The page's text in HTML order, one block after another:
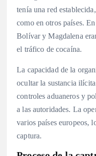
tenía una red
como en otros países.
Bolívar y Magdalena
el tráfico de cocaína.
La capacidad de la
ocultar la sustancia
controles aduaneros y
a las autoridades. La
varios países europeos,
captura.